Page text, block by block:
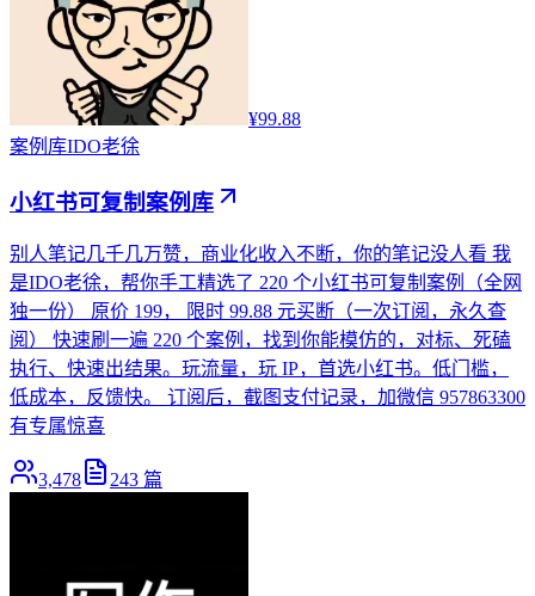
¥99.88
案例库IDO老徐
小红书可复制案例库
别人笔记几千几万赞，商业化收入不断，你的笔记没人看 我
是IDO老徐，帮你手工精选了 220 个小红书可复制案例（全网
独一份） 原价 199， 限时 99.88 元买断（一次订阅，永久查
阅） 快速刷一遍 220 个案例，找到你能模仿的，对标、死磕
执行、快速出结果。玩流量，玩 IP，首选小红书。低门槛，
低成本，反馈快。 订阅后，截图支付记录，加微信 957863300
有专属惊喜
3,478 243 篇